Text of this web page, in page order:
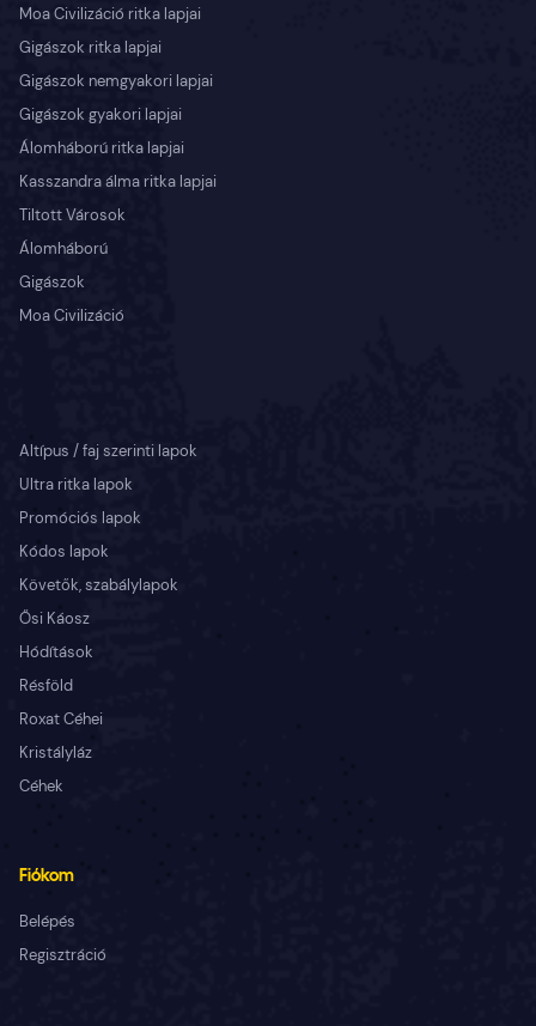
Moa Civilizáció ritka lapjai
Gigászok ritka lapjai
Gigászok nemgyakori lapjai
Gigászok gyakori lapjai
Álomháború ritka lapjai
Kasszandra álma ritka lapjai
Tiltott Városok
Álomháború
Gigászok
Moa Civilizáció
Altípus / faj szerinti lapok
Ultra ritka lapok
Promóciós lapok
Kódos lapok
Követők, szabálylapok
Ősi Káosz
Hódítások
Résföld
Roxat Céhei
Kristályláz
Céhek
Fiókom
Belépés
Regisztráció